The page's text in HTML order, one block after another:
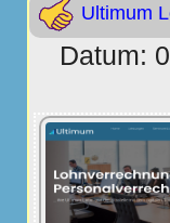
Ultimum
Datum: